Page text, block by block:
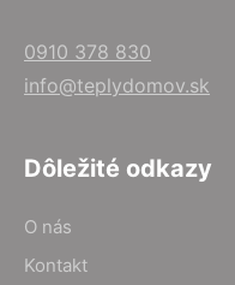
0910 378 830
info@teplydomov.sk
Dôležité odkazy
O nás
Kontakt